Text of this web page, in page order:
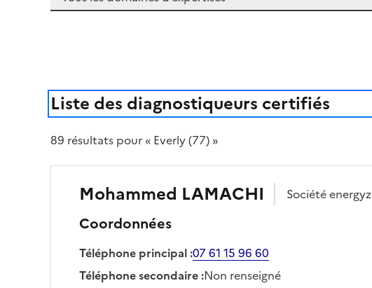
Liste des diagnostiqueurs certifiés
89 résultats pour « Everly (77) »
Mohammed LAMACHI Sociétéenergyz
Coordonnées
Téléphone principal:07 61 15 96 60
Téléphone secondaire:Non renseigné